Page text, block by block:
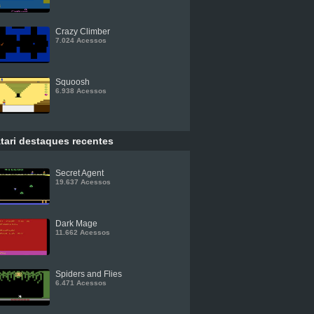
Crazy Climber
7.024 Acessos
Squoosh
6.938 Acessos
destaques recentes
Secret Agent
19.637 Acessos
Dark Mage
11.662 Acessos
Spiders and Flies
6.471 Acessos